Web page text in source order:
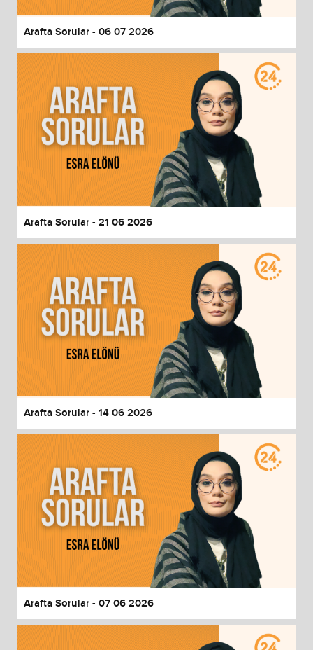
Arafta Sorular - 06 07 2026
Arafta Sorular - 21 06 2026
Arafta Sorular - 14 06 2026
Arafta Sorular - 07 06 2026